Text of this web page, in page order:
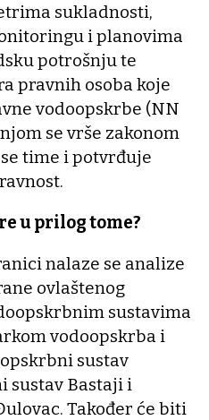
sukladnosti,
i planovima
potrošnju te
pravnih osoba koje
vodoopskrbe (NN
se vrše zakonom
time i potvrđuje
u prilog tome?
nalaze se analize
ovlaštenog
sustavima
vodoopskrba i
sustav
sustav Bastaji i
Također će biti